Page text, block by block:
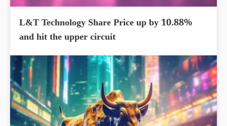
L&T Technology Share Price up by 10.88%
and hit the upper circuit